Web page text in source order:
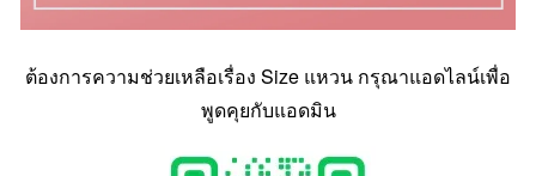
ต้องการความช่วยเหลือเรื่อง Size แหวน กรุณาแอดไลน์เพื่อ
พูดคุยกับแอดมิน